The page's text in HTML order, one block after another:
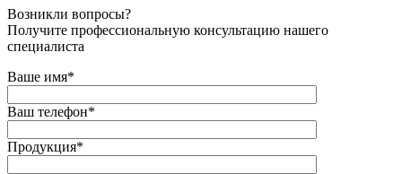
Возникли вопросы?
Получите профессиональную консультацию нашего
специалиста
Ваше имя*
Ваш телефон*
Продукция*